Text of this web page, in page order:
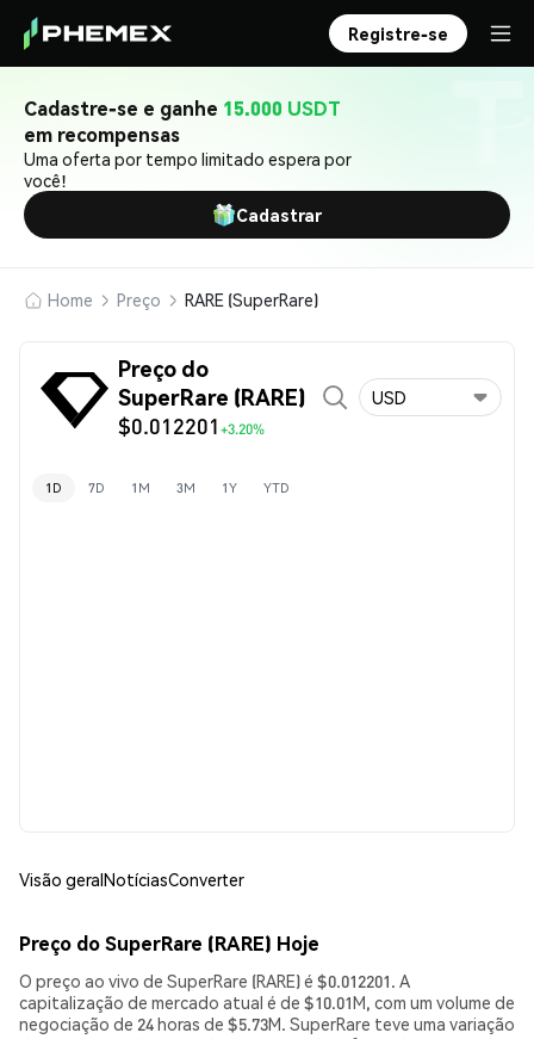
Registre-se
Cadastre-se e ganhe 15.000 USDT
em recompensas
Uma oferta por tempo limitado espera por
você!
Cadastrar
Home Preço RARE (SuperRare)
Preço do
SuperRare (RARE)
$0.012201 +3.20%
USD
1D 7D 1M 3M 1Y YTD
Visão geralNotíciasConverter
Preço do SuperRare (RARE) Hoje
O preço ao vivo de SuperRare (RARE) é $0.012201. A
capitalização de mercado atual é de $10.01M, com um volume de
negociação de 24 horas de $5.73M. SuperRare teve uma variação